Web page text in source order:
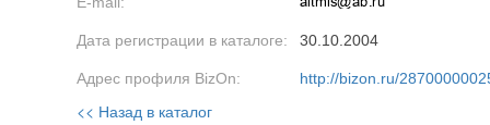
Дата регистрации в каталоге: 30.10.2004
Адрес профиля BizOn: http://bizon.ru/
<< Назад в каталог